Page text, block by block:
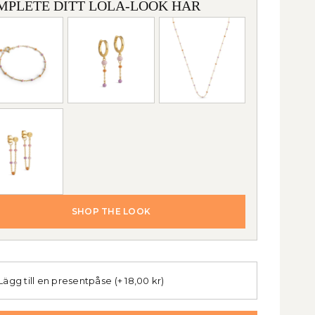
DITT LOLA-LOOK HÄR
SHOP THE LOOK
till en presentpåse (+ 18,00 kr)